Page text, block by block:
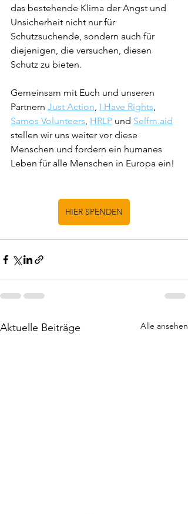
das bestehende Klima der Angst und
Unsicherheit nicht nur für
Schutzsuchende, sondern auch für
diejenigen, die versuchen, diesen
Schutz zu bieten.
Gemeinsam mit Euch und unseren
Partnern Just Action, I Have Rights,
Samos Volunteers, HRLP und Selfm.aid
stellen wir uns weiter vor diese
Menschen und fordern ein humanes
Leben für alle Menschen in Europa ein!
HIER SPENDEN
Aktuelle Beiträge Alle ansehen